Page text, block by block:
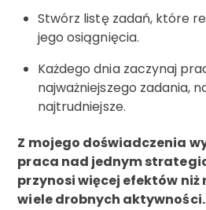
Stwórz listę zadań, które
jego osiągnięcia.
Każdego dnia zaczynaj
najważniejszego zadania,
najtrudniejsze.
Z mojego doświadczenia
praca nad jednym
przynosi więcej efektów niż
wiele drobnych aktywności.